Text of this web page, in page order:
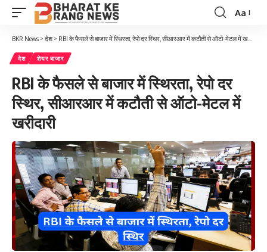
Font
Resizer
Aa
BKR News > देश> RBI के फैसले से बाजार में स्थिरता, रेपो दर स्थिर, सीआरआर में कटौती से ऑटो-मेटल में खरीदारी
देश शेयर बाजार
RBI के फैसले से बाजार में स्थिरता, रेपो दर
स्थिर, सीआरआर में कटौती से ऑटो-मेटल में
खरीदारी